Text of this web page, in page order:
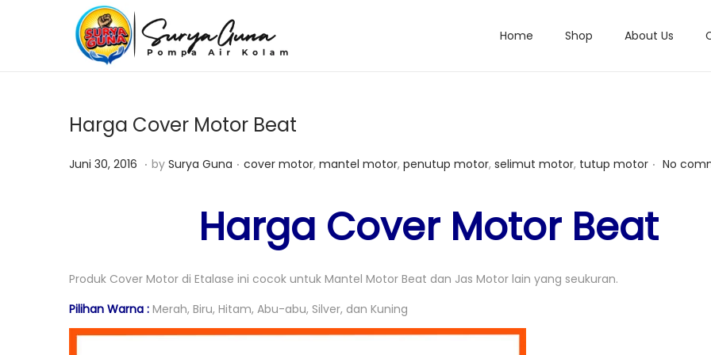
t
o
t
t
o
t
Home Shop About Us
Harga Cover Motor Beat
P
d
n
Juni 30, 2016 J
0
2
0
. by Surya Guna . P
t
d
n
cover motor, mantel motor, penutup motor, selimut motor, tutup motor . No
Harga Cover Motor Beat
Produk Cover Motor di Etalase ini cocok untuk Mantel Motor Beat dan Jas Motor lain yang seukuran.
Pilihan Warna : Merah, Biru, Hitam, Abu-abu, Silver, dan Kuning